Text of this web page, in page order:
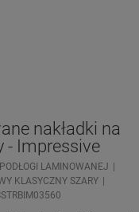
nakładki na
- Impressive
LAMINOWANEJ
KLASYCZNY SZARY